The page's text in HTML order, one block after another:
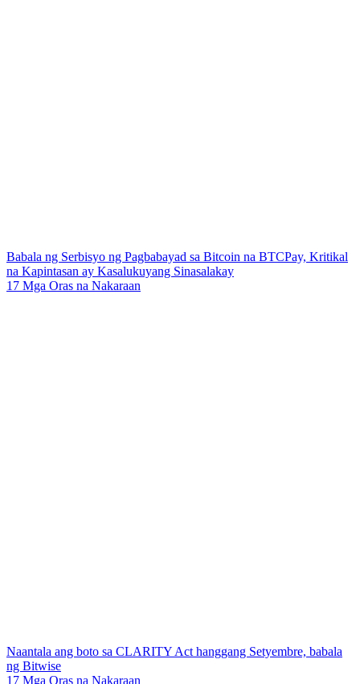
Babala ng Serbisyo ng Pagbabayad sa Bitcoin na BTCPay, Kritikal
na Kapintasan ay Kasalukuyang Sinasalakay
17 Mga Oras na Nakaraan
Naantala ang boto sa CLARITY Act hanggang Setyembre, babala
ng Bitwise
17 Mga Oras na Nakaraan